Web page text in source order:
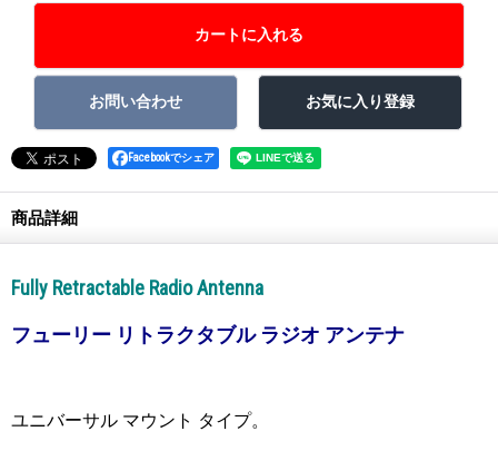
Facebookでシェア
商品詳細
Fully Retractable Radio Antenna
フューリー リトラクタブル ラジオ アンテナ
ユニバーサル マウント タイプ。